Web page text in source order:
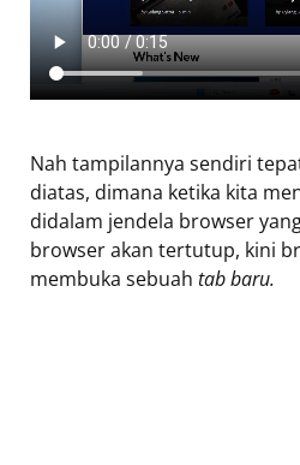
Nah tampilannya sendiri
diatas, dimana ketika kita
didalam jendela browser
browser akan tertutup, kini
membuka sebuah tab baru.